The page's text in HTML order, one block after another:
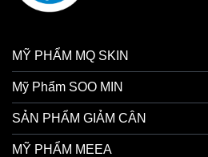
MỸ PHẨM MQ SKIN
Mỹ Phẩm SOO MIN
SẢN PHẨM GIẢM CÂN
MỸ PHẨM MEEA